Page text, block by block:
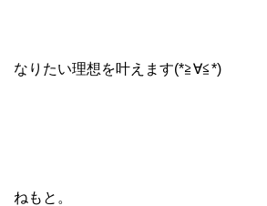
なりたい理想を叶えます(*≧∀≦*)
ねもと。